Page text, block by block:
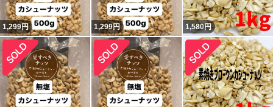
1,299円 1,299円 1,580円